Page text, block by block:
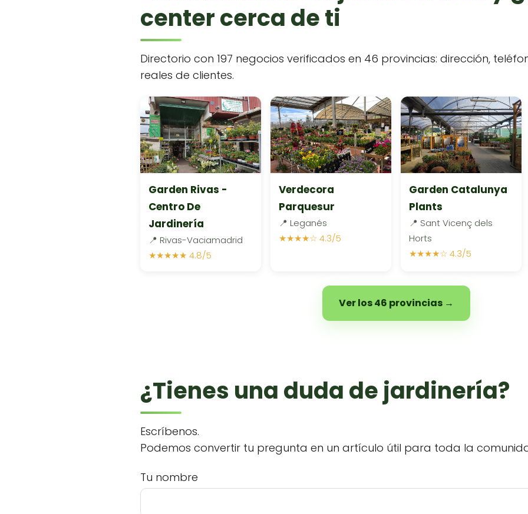
center cerca de ti
Directorio con 197 negocios verificados en 46 provincias: dirección,
reales de clientes.
Garden Rivas -
Centro De
Jardinería
📍 Rivas-Vaciamadrid
★★★★★ 4.8/5
Verdecora
Parquesur
📍 Leganés
★★★★☆ 4.3/5
Garden Catalunya
Plants
📍 Sant Vicenç dels
Horts
★★★★☆ 4.3/5
Ver los 46 provincias →
¿Tienes una duda de jardinería?
Escríbenos.
Podemos convertir tu pregunta en un artículo útil para toda la
Tu nombre